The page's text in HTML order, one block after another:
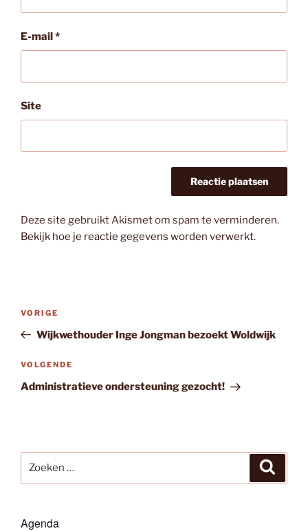
E-mail*
Site
Deze site gebruikt Akismet om spam te verminderen.
Bekijk hoe je reactie gegevens worden verwerkt.
Vorig
bericht
VORIGE
Wijkwethouder Inge Jongman bezoekt Woldwijk
Volgend
bericht
VOLGENDE
Administratieve ondersteuning gezocht!
naar:
Agenda